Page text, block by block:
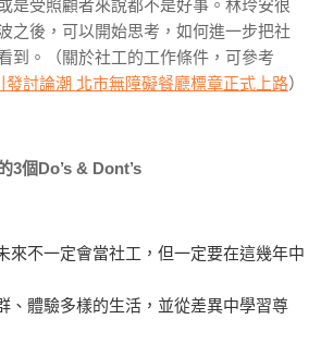
是受照顧者來說都不是好事。林玲安很
之後，可以開始思考，如何進一步把社
到。（關於社工的工作條件，可參考
發討論潮 北市無障礙餐廳標章正式上路）
3個Do’s & Dont’s
來不一定會當社工，但一定要在這幾年中
、體驗多樣的生活，並從差異中學習尊